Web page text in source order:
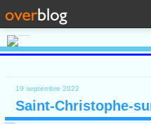
19 septembre 2022
Saint-Christophe-